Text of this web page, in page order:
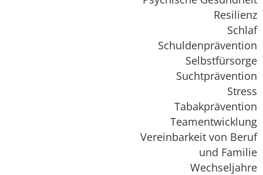
Resilienz
Schlaf
Schuldenprävention
Selbstfürsorge
Suchtprävention
Stress
Tabakprävention
Teamentwicklung
Vereinbarkeit von Beruf
und Familie
Wechseljahre